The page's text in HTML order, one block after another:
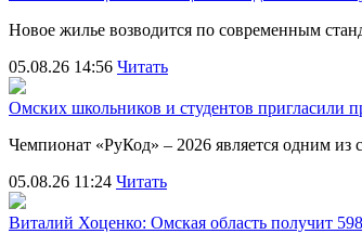
Новое жилье возводится по современным
05.08.26 14:56 Читать
Омских школьников и студентов пригласили
Чемпионат «РуКод» – 2026 является одним
05.08.26 11:24 Читать
Виталий Хоценко: Омская область получит